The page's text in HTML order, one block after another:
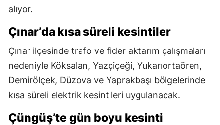
alıyor.
Çınar’da kısa süreli kesintiler
Çınar ilçesinde trafo ve fider aktarım çalışmaları
nedeniyle Köksalan, Yazçiçeği, Yukarıortaören,
Demirölçek, Düzova ve Yaprakbaşı bölgelerinde
kısa süreli elektrik kesintileri uygulanacak.
Çüngüş’te gün boyu kesinti